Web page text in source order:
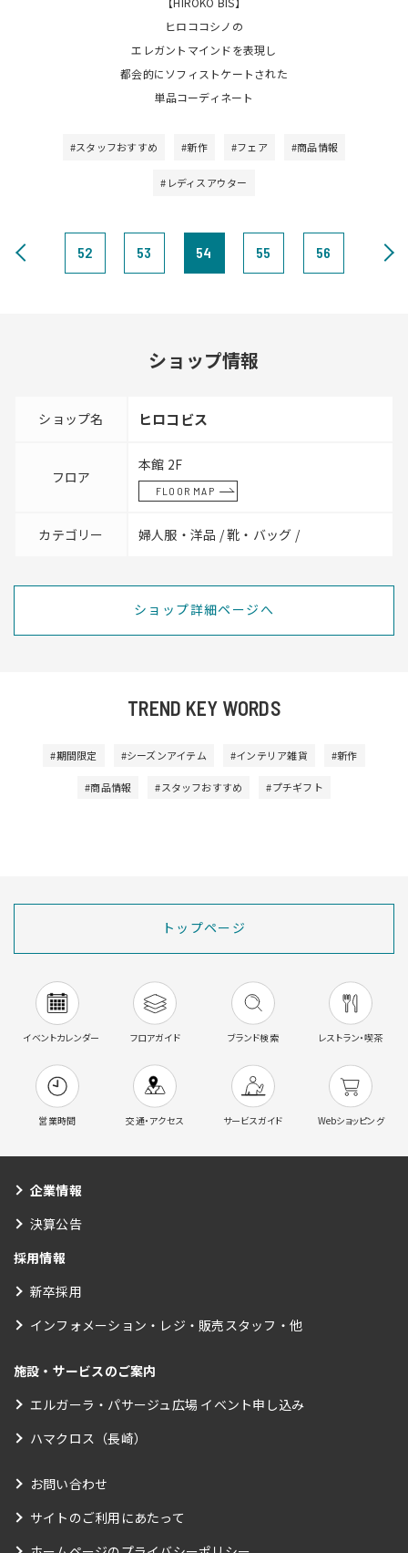
ヒロココシノの
エレガントマインドを表現し
都会的にソフィストケートされた
単品コーディネート
#スタッフおすすめ #新作 #フェア #商品情報
#レディスアウター
52 53 54 55 56
ショップ情報
ショップ名 ヒロコビス
フロア
本館 2F
FLOOR MAP
カテゴリー 婦人服・洋品 / 靴・バッグ /
ショップ詳細ページへ
TREND KEY WORDS
#期間限定 #シーズンアイテム #インテリア雑貨 #新作
#商品情報 #スタッフおすすめ #プチギフト
トップページ
イベントカレンダー フロアガイド ブランド検索 レストラン・喫茶
営業時間 交通・アクセス サービスガイド Webショッピング
企業情報
決算公告
採用情報
新卒採用
インフォメーション・レジ・販売スタッフ・他
施設・サービスのご案内
エルガーラ・パサージュ広場 イベント申し込み
ハマクロス（長崎）
お問い合わせ
サイトのご利用にあたって